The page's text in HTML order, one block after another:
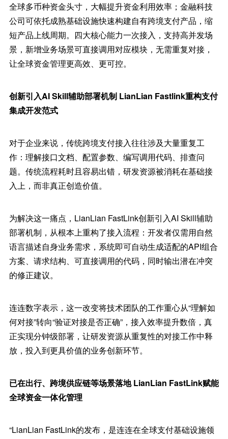
全球多币种资金头寸，大幅提升资金利用效率；金融科技
公司可依托成熟基础设施快速构建自有跨境支付产品，缩
短产品上线周期。四大核心能力一次接入，支持高并发场
景，新增业务场景可直接调用对应模块，无需重复对接，
让全球资金管理更高效、更可控。
创新引入AI Skill辅助部署机制 LianLian Fastlink重构支付
集成开发范式
对于企业来说，传统跨境支付接入往往涉及大量重复工
作：理解接口文档、配置参数、编写调用代码、排查问
题。传统流程耗时且容易出错，研发资源被消耗在基础接
入上，而非真正创造价值。
为解决这一痛点，LianLian FastLink创新引入AI Skill辅助
部署机制，从根本上重构了接入流程：开发者仅需用自然
语言描述自身业务需求，系统即可自动生成适配的API组合
方案、请求结构、可直接调用的代码，同时输出潜在冲突
的修正建议。
连连数字表示，这一改变将技术团队的工作重心从“理解如
何对接”转向“验证对接是否正确”，接入效率提升数倍，真
正实现分钟级部署，让研发资源从重复性的对接工作中释
放，投入到更具价值的业务创新环节。
已在出行、跨境供应链等场景落地 LianLian FastLink赋能
全球资金一体化管理
“LianLian FastLink的发布，是连连在全球支付基础设施领